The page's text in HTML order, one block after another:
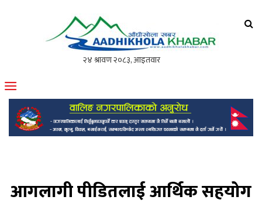
मोफसलकै लोकप्रिय अनलाइन पत्रिका
आगलागी पीडितलाई आर्थिक सहयोग